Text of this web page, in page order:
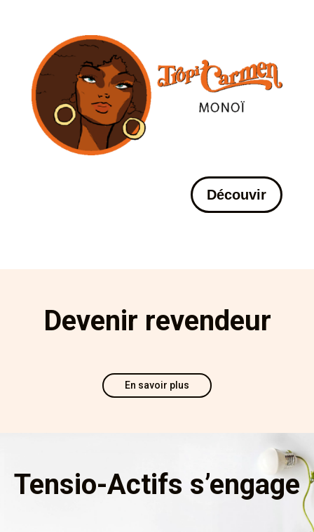
Découvir
Devenir revendeur
En savoir plus
Tensio-Actifs s’engage